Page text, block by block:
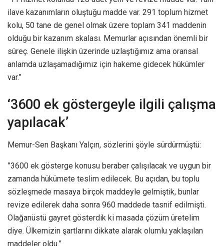
ilave kazanımların oluştuğu madde var. 291 toplum hizmet
kolu, 50 tane de genel olmak üzere toplam 341 maddenin
olduğu bir kazanım skalası. Memurlar açısından önemli bir
süreç. Genele ilişkin üzerinde uzlaştığımız ama oransal
anlamda uzlaşamadığımız için hakeme gidecek hükümler
var.”
‘3600 ek göstergeyle ilgili çalışma
yapılacak’
Memur-Sen Başkanı Yalçın, sözlerini şöyle sürdürmüştü:
”3600 ek gösterge konusu beraber çalışılacak ve uygun bir
zamanda hükümete teslim edilecek. Bu açıdan, bu toplu
sözleşmede masaya birçok maddeyle gelmiştik, bunlar
revize edilerek daha sonra 960 maddede tasnif edilmişti.
Olağanüstü gayret gösterdik ki masada çözüm üretelim
diye. Ülkemizin şartlarını dikkate alarak olumlu yaklaşılan
maddeler oldu.”